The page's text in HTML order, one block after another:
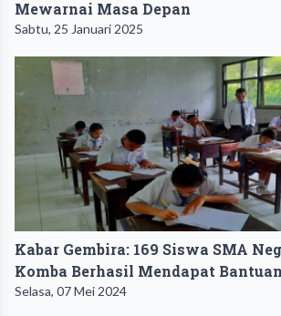
Mewarnai Masa Depan
Sabtu, 25 Januari 2025
Kabar Gembira: 169 Siswa SMA
Komba Berhasil Mendapat
Selasa, 07 Mei 2024